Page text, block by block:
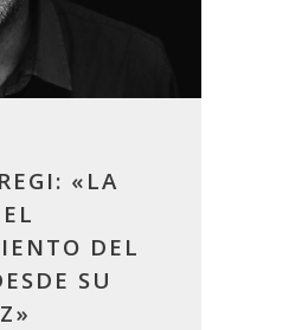
«LA
DEL
SU